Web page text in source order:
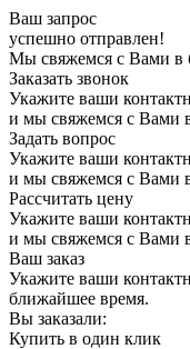
Ваш запрос
успешно отправлен!
Мы свяжемся с Вами в
Заказать звонок
Укажите ваши
и мы свяжемся с Вами
Задать вопрос
Укажите ваши
и мы свяжемся с Вами
Рассчитать цену
Укажите ваши
и мы свяжемся с Вами
Ваш заказ
Укажите ваши
ближайшее время.
Вы заказали:
Купить в один клик